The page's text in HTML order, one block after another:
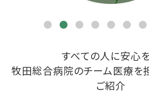
すべての人に安心
牧田総合病院のチーム医療を
ご紹介